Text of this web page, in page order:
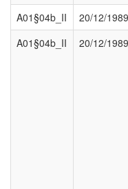
A01§04b_II
20/12/1989
A01§04b_II
20/12/1989